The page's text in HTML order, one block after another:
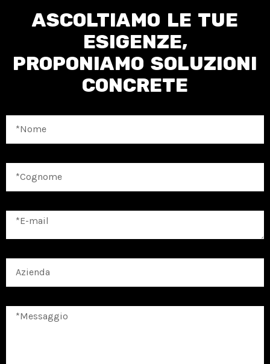
ASCOLTIAMO LE TUE
ESIGENZE,
PROPONIAMO SOLUZIONI
CONCRETE